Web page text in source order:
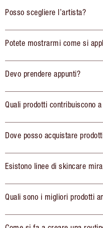
Posso scegliere l’artista?
Potete mostrarmi come si
Devo prendere appunti?
Quali prodotti contribuiscono
Dove posso acquistare
Esistono linee di skincare
Quali sono i migliori prodotti